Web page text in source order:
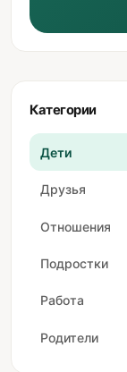
Категории
Дети
Друзья
Отношения
Подростки
Работа
Родители